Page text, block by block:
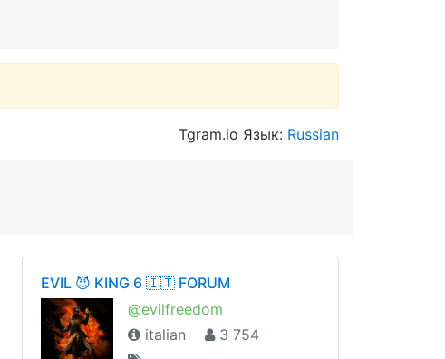
Tgram.io Язык: Russian
EVIL 😈 KING 6 🇮🇹 FORUM
@evilfreedom
italian
3 754